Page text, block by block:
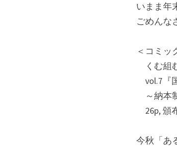
いまま年
ごめんな
＜コミッ
くむ組
vol.7『
～納本
26p, 頒
今秋「あ